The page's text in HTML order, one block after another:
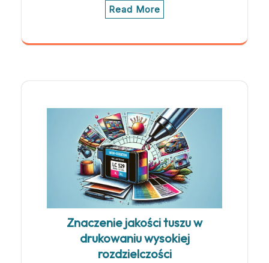
Read More
Znaczenie jakości tuszu w
drukowaniu wysokiej
rozdzielczości